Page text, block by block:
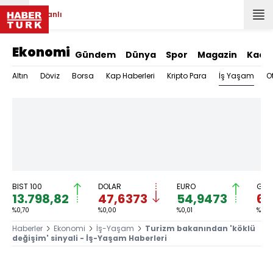
Canlı
Ekonomi Gündem Dünya Spor Magazin
Altın Döviz Borsa Kap Haberleri Kripto Para İş Yaşam
BIST 100
13.798,82
%0,70
DOLAR
47,6373
%0,00
EURO
54,9473
%0,01 %-
Haberler Ekonomi İş-Yaşam
Turizm bakanından 'köklü
değişim' sinyali - İş-Yaşam Haberleri